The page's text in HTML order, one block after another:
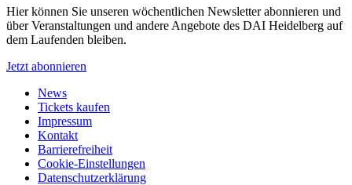
Hier können Sie unseren wöchentlichen Newsletter abonnieren und
über Veranstaltungen und andere Angebote des DAI Heidelberg auf
dem Laufenden bleiben.
Jetzt abonnieren
News
Tickets kaufen
Impressum
Kontakt
Barrierefreiheit
Cookie-Einstellungen
Datenschutzerklärung